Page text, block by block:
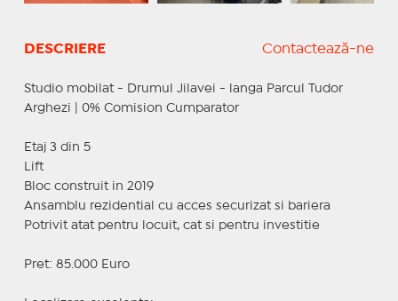
DESCRIERE Contactează-ne
Studio mobilat - Drumul Jilavei - langa Parcul Tudor
Arghezi | 0% Comision Cumparator
Etaj 3 din 5
Lift
Bloc construit in 2019
Ansamblu rezidential cu acces securizat si bariera
Potrivit atat pentru locuit, cat si pentru investitie
Pret: 85.000 Euro